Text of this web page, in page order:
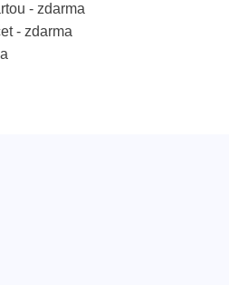
- zdarma
- zdarma